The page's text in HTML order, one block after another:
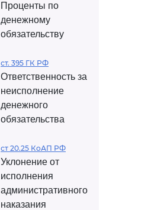
Проценты по
денежному
обязательству
ст. 395 ГК РФ
Ответственность за
неисполнение
денежного
обязательства
ст 20.25 КоАП РФ
Уклонение от
исполнения
административного
наказания